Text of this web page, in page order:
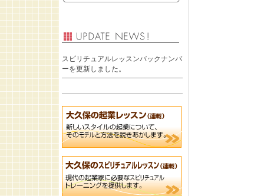
スピリチュアルレッスンバックナンバ
ーを更新しました。